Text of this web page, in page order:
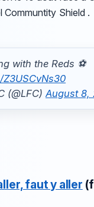
Communtity Shield .
with the Reds ⚽️
(@LFC)August 8,
faut y aller